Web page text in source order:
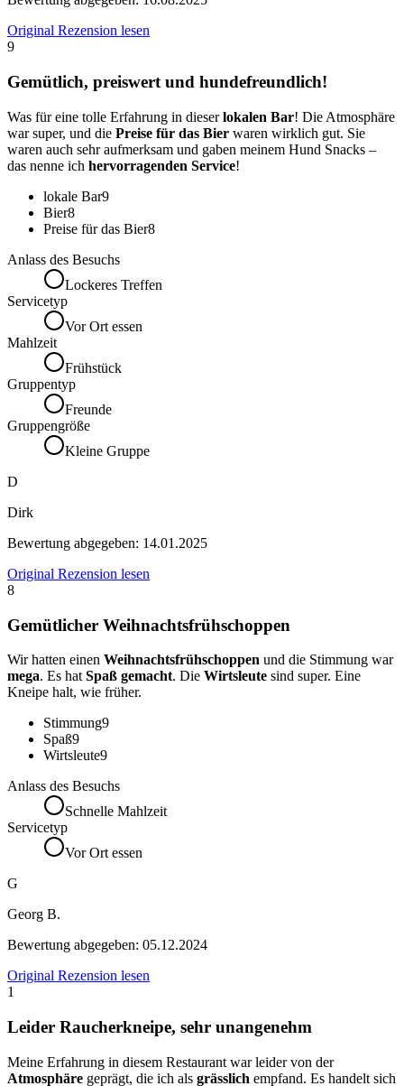
Original Rezension lesen
9
Gemütlich, preiswert und hundefreundlich!
Was für eine tolle Erfahrung in dieserlokalen Bar! Die Atmosphäre
war super, und die Preise für das Bier waren wirklich gut. Sie
waren auch sehr aufmerksam und gaben meinem Hund Snacks –
das nenne ich hervorragenden Service!
lokale Bar9
Bier8
Preise für das Bier8
Anlass des Besuchs
Lockeres Treffen
Servicetyp
Vor Ort essen
Mahlzeit
Frühstück
Gruppentyp
Freunde
Gruppengröße
Kleine Gruppe
D
Dirk
Bewertung abgegeben: 14.01.2025
Original Rezension lesen
8
Gemütlicher Weihnachtsfrühschoppen
Wir hatten einen Weihnachtsfrühschoppen und die Stimmung war
mega. Es hat Spaß gemacht. Die Wirtsleute sind super. Eine
Kneipe halt, wie früher.
Stimmung9
Spaß9
Wirtsleute9
Anlass des Besuchs
Schnelle Mahlzeit
Servicetyp
Vor Ort essen
G
Georg B.
Bewertung abgegeben: 05.12.2024
Original Rezension lesen
1
Leider Raucherkneipe, sehr unangenehm
Meine Erfahrung in diesem Restaurant war leider von der
Atmosphäre geprägt, die ich als grässlich empfand. Es handelt sich